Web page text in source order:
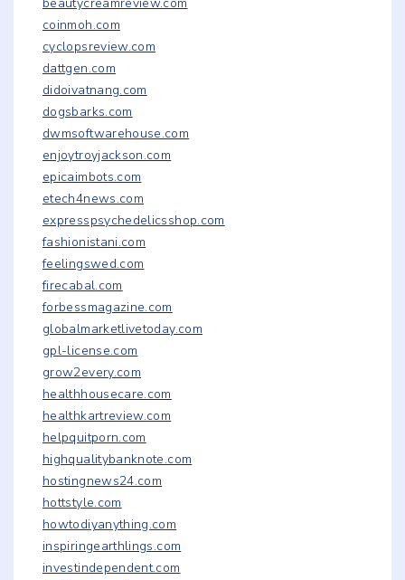
coinmoh.com
cyclopsreview.com
dattgen.com
didoivatnang.com
dogsbarks.com
dwmsoftwarehouse.com
enjoytroyjackson.com
epicaimbots.com
etech4news.com
expresspsychedelicsshop.com
fashionistani.com
feelingswed.com
firecabal.com
forbessmagazine.com
globalmarketlivetoday.com
gpl-license.com
grow2every.com
healthhousecare.com
healthkartreview.com
helpquitporn.com
highqualitybanknote.com
hostingnews24.com
hottstyle.com
howtodiyanything.com
inspiringearthlings.com
investindependent.com